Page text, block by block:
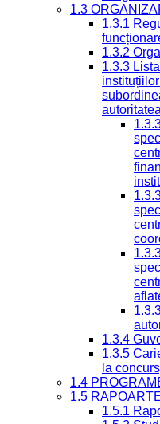
1.3
1.3.1
1.3.2
1.3.3
1.3.4
1.3.5
la
1.4
1.5
1.5.1